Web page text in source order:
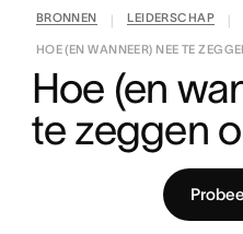
BRONNEN LEIDERSCHAP
HOE (EN WANNEER) NEE TE
Hoe (en
te zeggen